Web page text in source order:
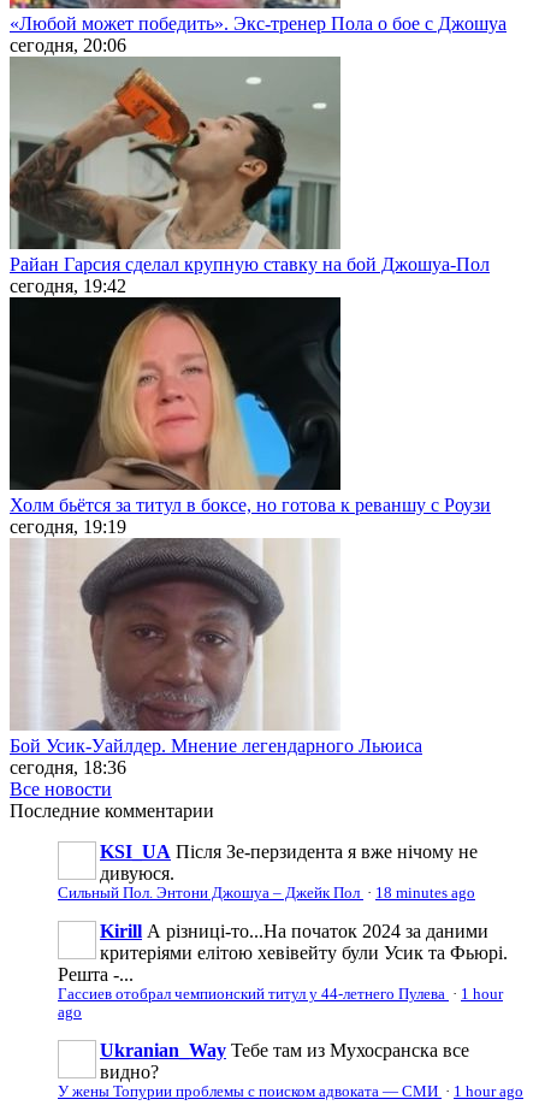
«Любой может победить». Экс-тренер Пола о бое с Джошуа
сегодня, 20:06
Райан Гарсия сделал крупную ставку на бой Джошуа-Пол
сегодня, 19:42
Холм бьётся за титул в боксе, но готова к реваншу с Роузи
сегодня, 19:19
Бой Усик-Уайлдер. Мнение легендарного Льюиса
сегодня, 18:36
Все новости
Последние комментарии
KSI_UA Після Зе-перзидента я вже нічому не
дивуюся.
Сильный Пол. Энтони Джошуа – Джейк Пол · 18 minutes ago
Kirill А різниці-то...На початок 2024 за даними
критеріями елітою хевівейту були Усик та Фьюрі.
Решта -...
Гассиев отобрал чемпионский титул у 44-летнего Пулева · 1 hour
ago
Ukranian_Way Тебе там из Мухосранска все
видно?
У жены Топурии проблемы с поиском адвоката — СМИ · 1 hour ago